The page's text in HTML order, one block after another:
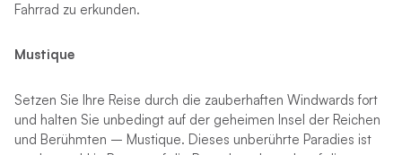
Fahrrad zu erkunden.
Mustique
Setzen Sie Ihre Reise durch die zauberhaften Windwards fort
und halten Sie unbedingt auf der geheimen Insel der Reichen
und Berühmten – Mustique. Dieses unberührte Paradies ist